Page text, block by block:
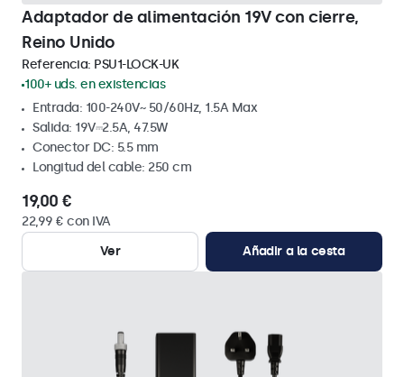
Adaptador de alimentación 19V con cierre,
Reino Unido
Referencia: PSU1-LOCK-UK
100+ uds. en existencias
Entrada: 100-240V~ 50/60Hz, 1.5A Max
Salida: 19V⎓2.5A, 47.5W
Conector DC: 5.5 mm
Longitud del cable: 250 cm
19,00 €
22,99 € con IVA
Ver
Añadir a la cesta